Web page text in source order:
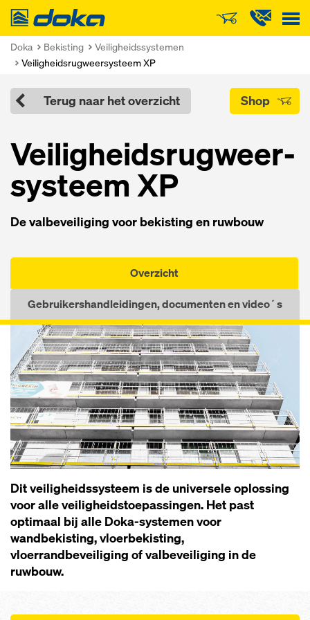
Doka
Doka Bekisting
Veiligheidssystemen
Veiligheidsrugweersysteem XP
Terug naar het overzicht Shop
Veiligheidsrugweer­
systeem XP
De valbeveiliging voor bekisting en ruwbouw
Overzicht
Gebruikershandleidingen, documenten en video´s
Dit veiligheidssysteem is de universele oplossing
voor alle veiligheidstoepassingen. Het past
optimaal bij alle Doka-systemen voor
wandbekisting, vloerbekisting,
vloerrandbeveiliging of valbeveiliging in de
ruwbouw.